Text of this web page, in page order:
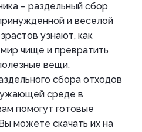
– раздельный сбор
и веселой
узнают, как
чище и превратить
вещи.
сбора отходов
среде в
помогут готовые
можете скачать их на